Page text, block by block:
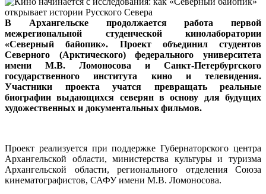
В Архангельске продолжается работа первой
межрегиональной студенческой кинолаборатории
«Северный байопик». Проект объединил студентов
Северного (Арктического) федерального университета
имени М.В. Ломоносова и Санкт-Петербургского
государственного института кино и телевидения.
Участники проекта учатся превращать реальные
биографии выдающихся северян в основу для будущих
художественных и документальных фильмов.
Проект реализуется при поддержке Губернаторского центра
Архангельской области, министерства культуры и туризма
Архангельской области, регионального отделения Союза
кинематографистов, САФУ имени М.В. Ломоносова.